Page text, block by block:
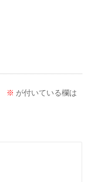
※ が付いている欄は